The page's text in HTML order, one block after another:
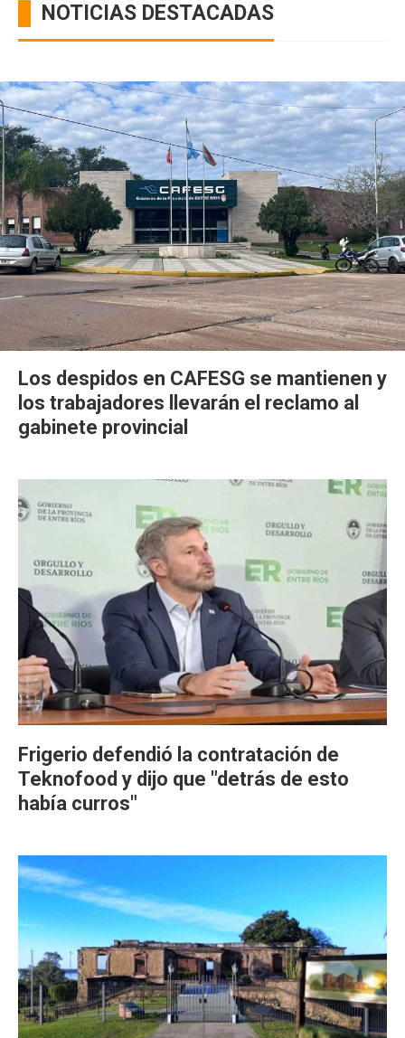
NOTICIAS DESTACADAS
Los despidos en CAFESG se mantienen y
los trabajadores llevarán el reclamo al
gabinete provincial
Frigerio defendió la contratación de
Teknofood y dijo que "detrás de esto
había curros"